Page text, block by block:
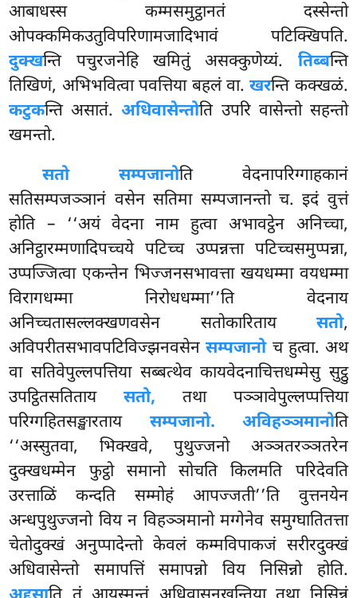
आबाधस्स कम्मसमुट्ठानतं दस्सेन्तो
ओपक्कमिकउतुविपरिणामजादिभावं पटिक्खिपति.
दुक्खन्ति पचुरजनेहि खमितुं असक्कुणेय्यं. तिब्बन्ति
तिखिणं, अभिभवित्वा पवत्तिया बहलं वा.खरन्ति कक्खळं.
कटुकन्ति असातं.अधिवासेन्तोति उपरि वासेन्तो सहन्तो
खमन्तो.
सतो सम्पजानोति वेदनापरिग्गाहकानं
सतिसम्पजञ्ञानं वसेन सतिमा सम्पजानन्तो च. इदं वुत्तं
होति – ‘‘अयं वेदना नाम हुत्वा अभावट्ठेन अनिच्चा,
अनिट्ठारम्मणादिपच्चये पटिच्च उप्पन्नत्ता पटिच्चसमुप्पन्ना,
उप्पज्जित्वा एकन्तेन भिज्जनसभावत्ता खयधम्मा वयधम्मा
विरागधम्मा निरोधधम्मा’’ति वेदनाय
अनिच्चतासल्लक्खणवसेन सतोकारिताय सतो,
अविपरीतसभावपटिविज्झनवसेनसम्पजानोच हुत्वा. अथ
वा सतिवेपुल्लपत्तिया सब्बत्थेव कायवेदनाचित्तधम्मेसु सुट्ठु
उपट्ठितसतितायसतो, तथा पञ्ञावेपुल्लप्पत्तिया
परिग्गहितसङ्खारताय सम्पजानो. अविहञ्ञमानोति
‘‘अस्सुतवा, भिक्खवे, पुथुज्जनो अञ्ञतरञ्ञतरेन
दुक्खधम्मेन फुट्ठो समानो सोचति किलमति परिदेवति
उरत्ताळिं कन्दति सम्मोहं आपज्जती’’ति वुत्तनयेन
अन्धपुथुज्जनो विय न विहञ्ञमानो मग्गेनेव समुग्घातितत्ता
चेतोदुक्खं अनुप्पादेन्तो केवलं कम्मविपाकजं सरीरदुक्खं
अधिवासेन्तो समापत्तिं समापन्नो विय निसिन्नो होति.